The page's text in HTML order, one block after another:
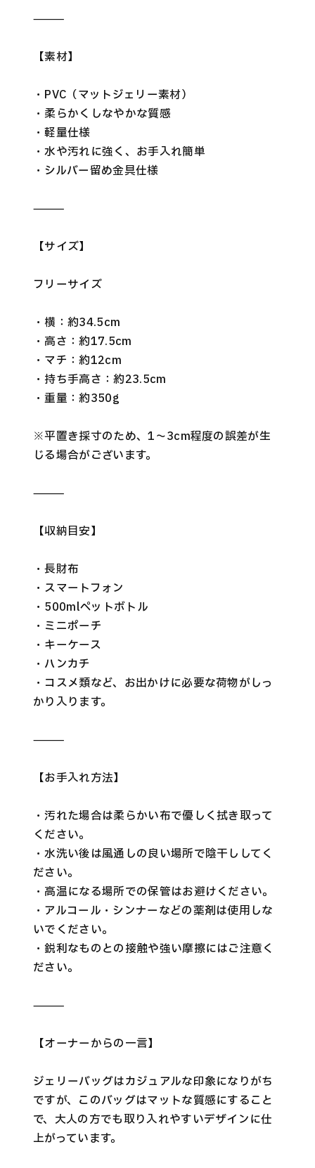
⸻
【素材】
・PVC（マットジェリー素材）
・柔らかくしなやかな質感
・軽量仕様
・水や汚れに強く、お手入れ簡単
・シルバー留め金具仕様
⸻
【サイズ】
フリーサイズ
・横：約34.5cm
・高さ：約17.5cm
・マチ：約12cm
・持ち手高さ：約23.5cm
・重量：約350g
※平置き採寸のため、1〜3cm程度の誤差が生
じる場合がございます。
⸻
【収納目安】
・長財布
・スマートフォン
・500mlペットボトル
・ミニポーチ
・キーケース
・ハンカチ
・コスメ類など、お出かけに必要な荷物がしっ
かり入ります。
⸻
【お手入れ方法】
・汚れた場合は柔らかい布で優しく拭き取って
ください。
・水洗い後は風通しの良い場所で陰干ししてく
ださい。
・高温になる場所での保管はお避けください。
・アルコール・シンナーなどの薬剤は使用しな
いでください。
・鋭利なものとの接触や強い摩擦にはご注意く
ださい。
⸻
【オーナーからの一言】
ジェリーバッグはカジュアルな印象になりがち
ですが、このバッグはマットな質感にすること
で、大人の方でも取り入れやすいデザインに仕
上がっています。